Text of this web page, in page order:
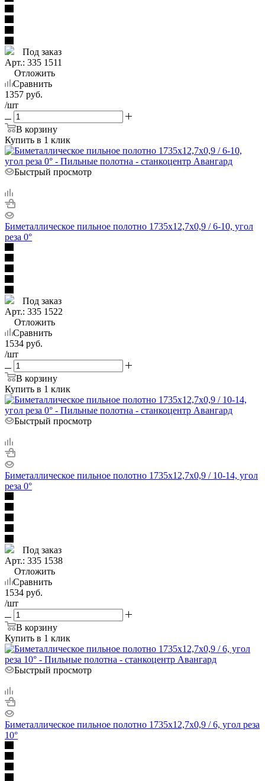
Под заказ
Арт.: 335 1511
Отложить
Сравнить
1357 руб.
/шт
В корзину
Купить в 1 клик
Быстрый просмотр
Биметаллическое пильное полотно 1735х12,7х0,9 / 6-10, угол
реза 0°
Под заказ
Арт.: 335 1522
Отложить
Сравнить
1534 руб.
/шт
В корзину
Купить в 1 клик
Быстрый просмотр
Биметаллическое пильное полотно 1735х12,7х0,9 / 10-14, угол
реза 0°
Под заказ
Арт.: 335 1538
Отложить
Сравнить
1534 руб.
/шт
В корзину
Купить в 1 клик
Быстрый просмотр
Биметаллическое пильное полотно 1735х12,7х0,9 / 6, угол реза
10°